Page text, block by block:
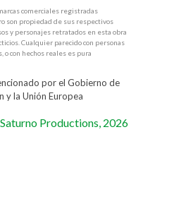
comerciales registradas
son propiedad de sus respectivos
y personajes retratados en esta obra
Cualquier parecido con personas
o con hechos reales es pura
por el Gobierno de
y la Unión Europea
Productions, 2026